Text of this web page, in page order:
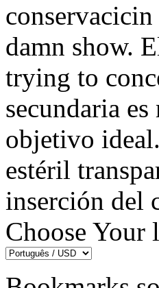
damn show.
trying to
secundaria
objetivo
estéril
inserción del
Choose Your